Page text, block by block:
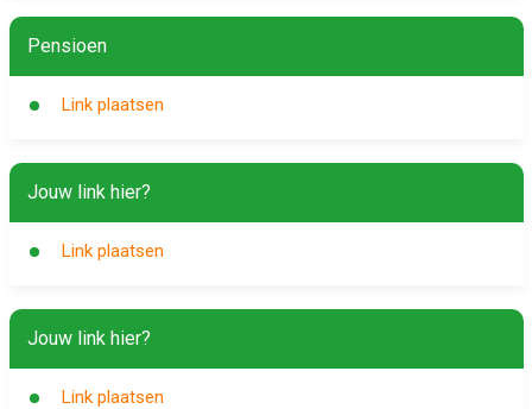
Pensioen
Link plaatsen
Jouw link hier?
Link plaatsen
Jouw link hier?
Link plaatsen